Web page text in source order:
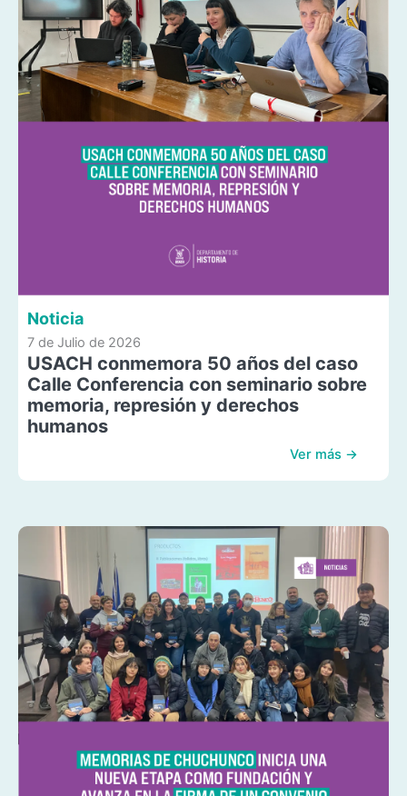
Noticia
7 de Julio de 2026
USACH conmemora 50 años del caso
Calle Conferencia con seminario sobre
memoria, represión y derechos
humanos
Ver más →